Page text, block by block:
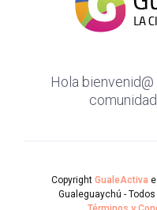
Hola
Copyright GualeActiva
Gualeguaychú -